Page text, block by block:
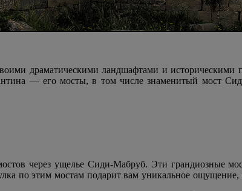
драматическими ландшафтами и историческими
— его мосты, в том числе знаменитый мост
через ущелье Сиди-Мабруб. Эти грандиозные
по этим мостам подарит вам уникальное ощущение,